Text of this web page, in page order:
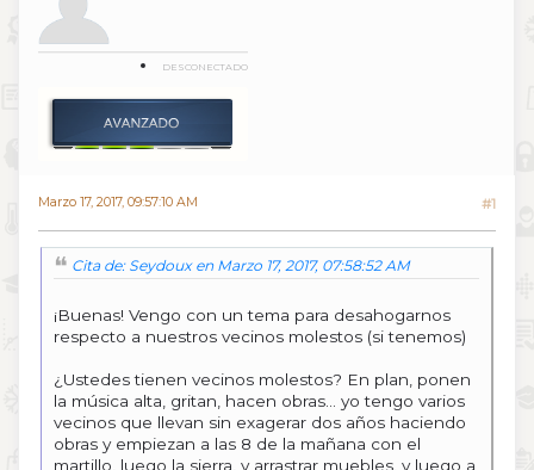
DESCONECTADO
Marzo 17, 2017, 09:57:10 AM #1
Cita de: Seydoux en Marzo 17, 2017, 07:58:52 AM
¡Buenas! Vengo con un tema para desahogarnos
respecto a nuestros vecinos molestos (si tenemos)
¿Ustedes tienen vecinos molestos? En plan, ponen
la música alta, gritan, hacen obras... yo tengo varios
vecinos que llevan sin exagerar dos años haciendo
obras y empiezan a las 8 de la mañana con el
martillo, luego la sierra, y arrastrar muebles, y luego a